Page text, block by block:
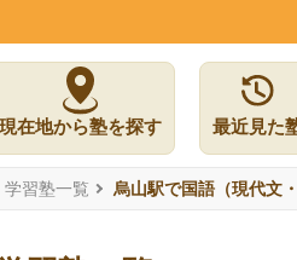
現在地から塾を探す 最近見た
習塾一覧 烏山駅で国語（現代文